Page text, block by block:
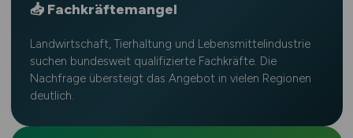
📥 Fachkräftemangel
Landwirtschaft, Tierhaltung und Lebensmittelindustrie
suchen bundesweit qualifizierte Fachkräfte. Die
Nachfrage übersteigt das Angebot in vielen Regionen
deutlich.